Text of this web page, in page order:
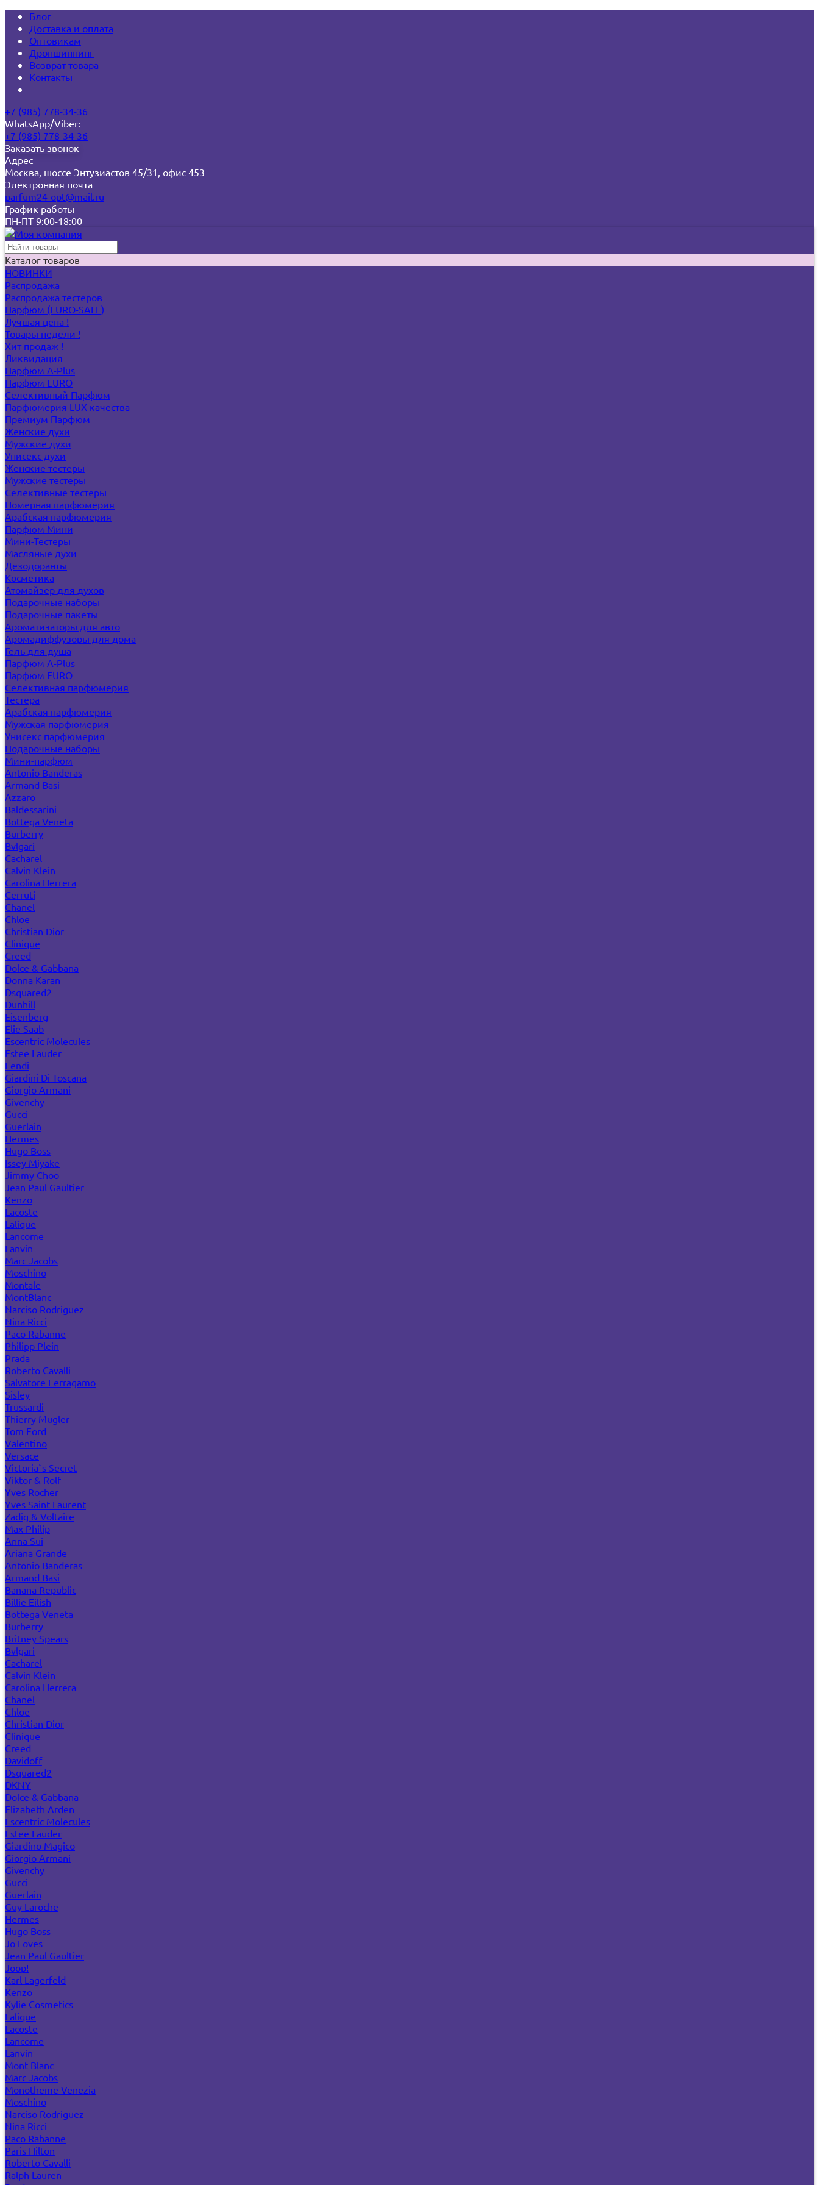
Блог
Доставка и оплата
Оптовикам
Дропшиппинг
Возврат товара
Контакты
+7 (985) 778-34-36
WhatsApp/Viber:
+7 (985) 778-34-36
Заказать звонок
Адрес
Москва, шоссе Энтузиастов 45/31, офис 453
Электронная почта
parfum24-opt@mail.ru
График работы
ПН-ПТ 9:00-18:00
Каталог товаров
НОВИНКИ
Распродажа
Распродажа тестеров
Парфюм (EURO-SALE)
Лучшая цена !
Товары недели !
Хит продаж !
Ликвидация
Парфюм A-Plus
Парфюм EURO
Селективный Парфюм
Парфюмерия LUX качества
Премиум Парфюм
Женские духи
Мужские духи
Унисекс духи
Женские тестеры
Мужские тестеры
Селективные тестеры
Номерная парфюмерия
Арабская парфюмерия
Парфюм Мини
Мини-Тестеры
Масляные духи
Дезодоранты
Косметика
Атомайзер для духов
Подарочные наборы
Подарочные пакеты
Ароматизаторы для авто
Аромадиффузоры для дома
Гель для душа
Парфюм A-Plus
Парфюм EURO
Селективная парфюмерия
Тестера
Арабская парфюмерия
Мужская парфюмерия
Унисекс парфюмерия
Подарочные наборы
Мини-парфюм
Antonio Banderas
Armand Basi
Azzaro
Baldessarini
Bottega Veneta
Burberry
Bvlgari
Cacharel
Calvin Klein
Carolina Herrera
Cerruti
Chanel
Chloe
Christian Dior
Clinique
Creed
Dolce & Gabbana
Donna Karan
Dsquared2
Dunhill
Eisenberg
Elie Saab
Escentric Molecules
Estee Lauder
Fendi
Giardini Di Toscana
Giorgio Armani
Givenchy
Gucci
Guerlain
Hermes
Hugo Boss
Issey Miyake
Jimmy Choo
Jean Paul Gaultier
Kenzo
Lacoste
Lalique
Lancome
Lanvin
Marc Jacobs
Moschino
Montale
MontBlanc
Narciso Rodriguez
Nina Ricci
Paco Rabanne
Philipp Plein
Prada
Roberto Cavalli
Salvatore Ferragamo
Sisley
Trussardi
Thierry Mugler
Tom Ford
Valentino
Versace
Victoria`s Secret
Viktor & Rolf
Yves Rocher
Yves Saint Laurent
Zadig & Voltaire
Max Philip
Anna Sui
Ariana Grande
Antonio Banderas
Armand Basi
Banana Republic
Billie Eilish
Bottega Veneta
Burberry
Britney Spears
Bvlgari
Cacharel
Calvin Klein
Carolina Herrera
Chanel
Chloe
Christian Dior
Clinique
Creed
Davidoff
Dsquared2
DKNY
Dolce & Gabbana
Elizabeth Arden
Escentric Molecules
Estee Lauder
Giardino Magico
Giorgio Armani
Givenchy
Gucci
Guerlain
Guy Laroche
Hermes
Hugo Boss
Jo Loves
Jean Paul Gaultier
Joop!
Karl Lagerfeld
Kenzo
Kylie Cosmetics
Lalique
Lacoste
Lancome
Lanvin
Mont Blanc
Marc Jacobs
Monotheme Venezia
Moschino
Narciso Rodriguez
Nina Ricci
Paco Rabanne
Paris Hilton
Roberto Cavalli
Ralph Lauren